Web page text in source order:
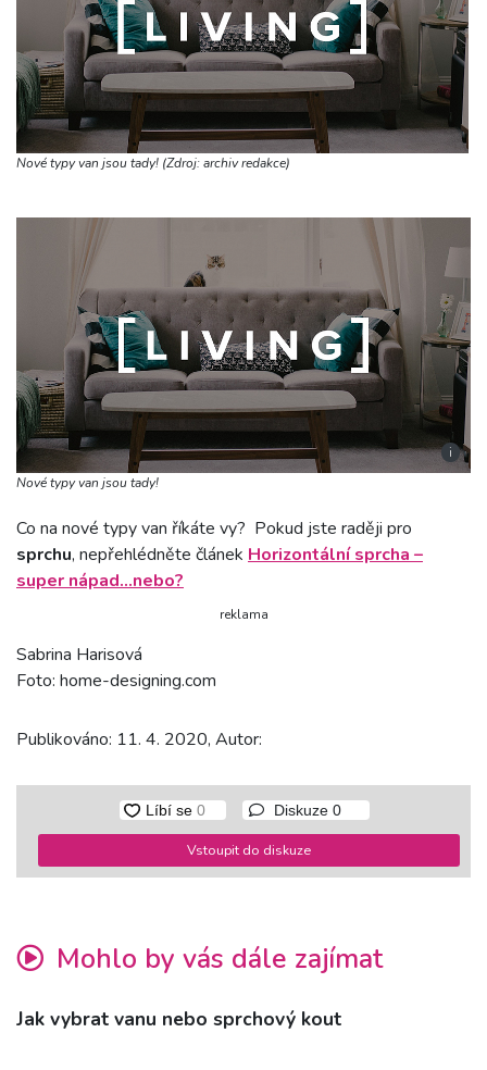
Nové typy van jsou tady! (Zdroj: archiv redakce)
i
Nové typy van jsou tady!
Co na nové typy van říkáte vy? Pokud jste raději pro
sprchu, nepřehlédněte článek Horizontální sprcha –
super nápad…nebo?
reklama
Sabrina Harisová
Foto: home-designing.com
Publikováno: 11. 4. 2020, Autor:
Diskuze 0
Vstoupit do diskuze
Mohlo by vás dále zajímat
Jak vybrat vanu nebo sprchový kout